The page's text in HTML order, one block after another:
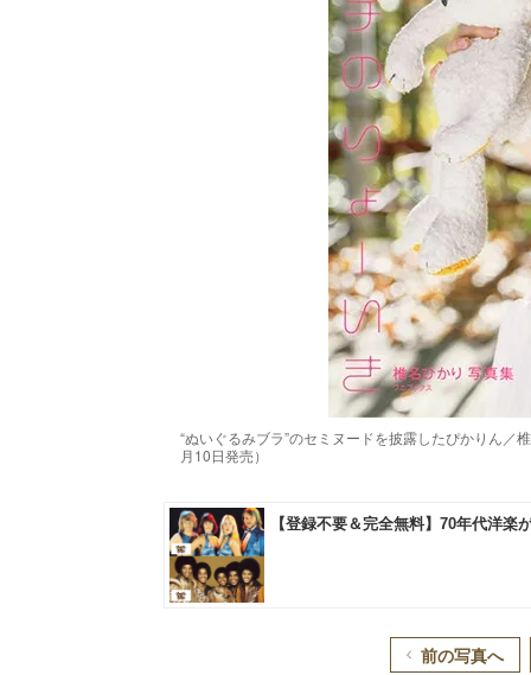
“ぬいぐるみブラ”のセミヌードを披露したぴかりん
月10日発売）
前の写真へ